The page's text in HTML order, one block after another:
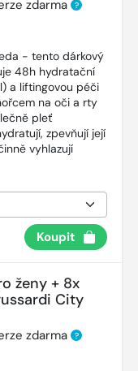
zdarma ?
- tento dárkový
48h hydratační
a liftingovou péči
na oči a rty
pleť
zpevňují její
vyhlazují
Koupit
ženy + 8x
City
zdarma ?